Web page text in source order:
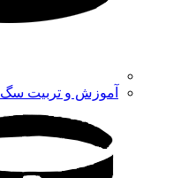
آموزش و تربیت سگ